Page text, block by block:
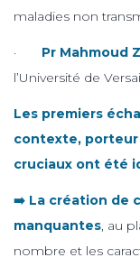
maladies non
· Pr Mahmoud
l’Université de
Les premiers
contexte, porteur
cruciaux ont été
➡️ La création de
manquantes, au
nombre et les